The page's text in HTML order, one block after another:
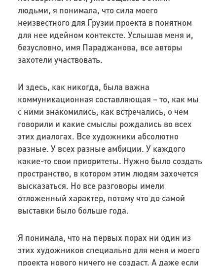
людьми, я понимала, что сила моего
неизвестного для Грузии проекта в понятном
для нее идейном контексте. Услышав меня и,
безусловно, имя Параджанова, все авторы
захотели участвовать.
И здесь, как никогда, была важна
коммуникационная составляющая – то, как мы
с ними знакомились, как встречались, о чем
говорили и какие смыслы рождались во всех
этих диалогах. Все художники абсолютно
разные. У всех разные амбиции. У каждого
какие-то свои приоритеты. Нужно было создать
пространство, в котором этим людям захочется
высказаться. Но все разговоры имели
отложенный характер, потому что до самой
выставки было больше года.
Я понимала, что на первых порах ни один из
этих художников специально для меня и моего
проекта нового ничего не создаст. А даже если